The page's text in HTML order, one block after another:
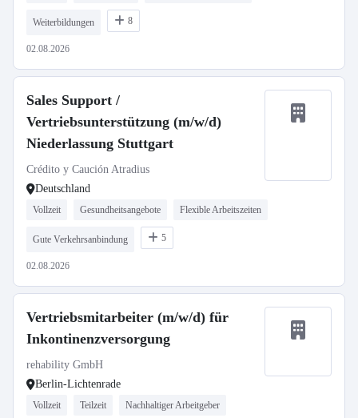
Weiterbildungen 8
02.08.2026
Sales Support /
Vertriebsunterstützung (m/w/d)
Niederlassung Stuttgart
Crédito y Caución Atradius
Deutschland
Vollzeit Gesundheitsangebote Flexible Arbeitszeiten
Gute Verkehrsanbindung 5
02.08.2026
Vertriebsmitarbeiter (m/w/d) für
Inkontinenzversorgung
rehability GmbH
Berlin-Lichtenrade
Vollzeit Teilzeit Nachhaltiger Arbeitgeber